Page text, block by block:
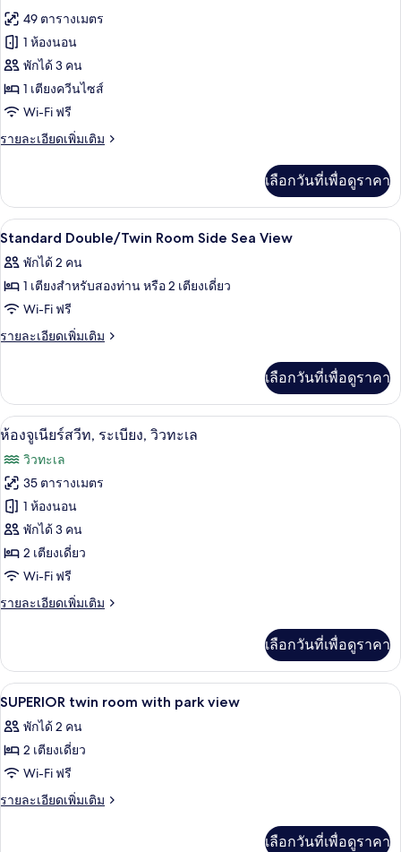
สวี
ท,
วิว
สวน
สาธารณะ
ทั้งหมด
ของ
ห้อง
สวีท,
ระเบียง,
วิว
49 ตารางเมตร
1 ห้องนอน
พักได้ 3 คน
1 เตียงควีนไซส์
Wi-Fi ฟรี
รายละเอียดเพิ่มเติม
ราย
เกี่ยว
กับ
ห้อง
ท,
ระเบียง,
ทะเล
เลือกวันที่เพื่อดูราคา
เปิด
ภาพถ่าย
ทั้งหมด
ของ
Standard
Side
Sea
View
ผ้านวมขนเป็ด, มินิบาร์, ตู้นิรภัยในห้อง
2
Standard Double/Twin Room Side Sea View
พักได้ 2 คน
1 เตียงสำหรับสองท่าน หรือ 2 เตียงเดี่ยว
Wi-Fi ฟรี
รายละเอียดเพิ่มเติม
ราย
เกี่ยว
กับ
Standard
Double/Twin
Room
Side
Sea
View
เลือกวันที่เพื่อดูราคา
เปิด
ภาพถ่าย
ทั้งหมด
ของ
ห้อง
จู
เนียร์
สวีท,
วิว
ทะเล
ห้องจูเนียร์สวีท, ระเบียง, วิวทะเล | ผ้
8
ห้องจูเนียร์สวีท, ระเบียง, วิวทะเล
วิวทะเล
35 ตารางเมตร
1 ห้องนอน
พักได้ 3 คน
2 เตียงเดี่ยว
Wi-Fi ฟรี
รายละเอียดเพิ่มเติม
ราย
เกี่ยว
กับ
ห้อง
เนียร์
สวี
ระเบียง,
วิว
ทะเล
เลือกวันที่เพื่อดูราคา
เปิด
ภาพถ่าย
ทั้งหมด
ของ
SUPERIOR
ผ้านวมขนเป็ด, มินิบาร์, ตู้นิรภัยในห้อง
4
SUPERIOR twin room with park view
พักได้ 2 คน
2 เตียงเดี่ยว
Wi-Fi ฟรี
รายละเอียดเพิ่มเติม
ราย
เลือกวันที่เพื่อดูราคา